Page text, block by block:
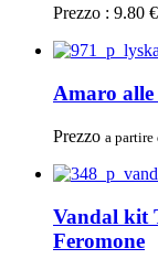
Prezzo : 9.80 €
Amaro
Prezzo a partire
Vandal kit
Feromone